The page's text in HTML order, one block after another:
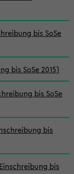
bis SoSe
bis SoSe 2015)
bis SoSe
bis
bis